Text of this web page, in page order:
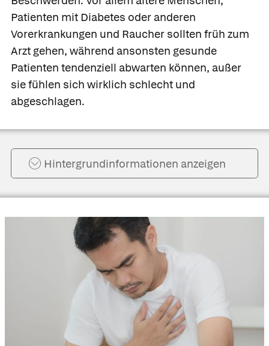
Patienten mit Diabetes oder anderen
Vorerkrankungen und Raucher sollten früh zum
Arzt gehen, während ansonsten gesunde
Patienten tendenziell abwarten können, außer
sie fühlen sich wirklich schlecht und
abgeschlagen.
Hintergrund­informationen anzeigen